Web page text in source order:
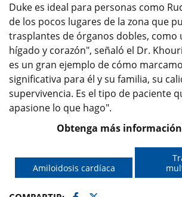
Duke es ideal para personas como
de los pocos lugares de la zona que
trasplantes de órganos dobles, como
hígado y corazón", señaló el Dr.
es un gran ejemplo de cómo
significativa para él y su familia, su
supervivencia. Es el tipo de paciente
apasione lo que hago".
Obtenga más
Amiloidosis cardíaca